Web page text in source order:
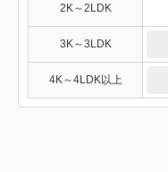
2K～2LDK
3K～3LDK
4K～4LDK以上